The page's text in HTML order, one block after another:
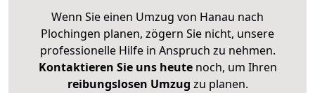
Wenn Sie einen Umzug von Hanau nach
Plochingen planen, zögern Sie nicht, unsere
professionelle Hilfe in Anspruch zu nehmen.
Kontaktieren Sie uns heutenoch, um Ihren
reibungslosen Umzug zu planen.